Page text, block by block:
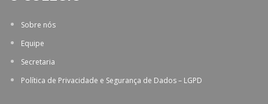
Sobre nós
Equipe
Secretaria
Política de Privacidade e Segurança de Dados – LGPD